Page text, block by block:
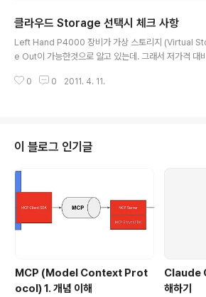
클라우드 Storage 선택시 체크 사항
Left Hand P4000 장비가 가상 스토리지 (Virtual
e Out이 가능한것으로 알고 있는데. 그래서 저가격 대
(Virtual SAN Appliance)를 구성할 경우 지원되지 않
또는 TCP 오프로드를 지원하지 않습 니다. 서버의 물리
으로 구..
0 0 2011. 4. 11.
이 블로그 인기글
MCP (Model Context Prot
ocol) 1. 개념 이해
Claude
해하기